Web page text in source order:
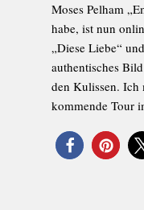
Moses Pelham
habe, ist nun
„Diese Liebe“
authentisches
den Kulissen. Ich
kommende Tour